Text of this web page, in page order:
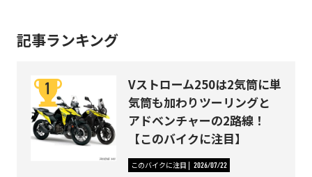
記事ランキング
Vストローム250は2気筒に単
気筒も加わりツーリングと
アドベンチャーの2路線！
【このバイクに注目】
このバイクに注目 2026/07/22